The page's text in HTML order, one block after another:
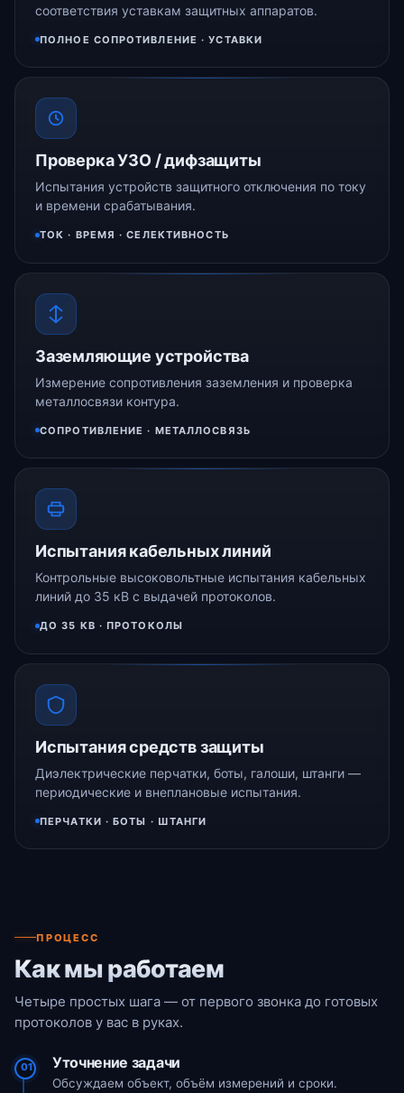
соответствия уставкам защитных аппаратов.
ПОЛНОЕ СОПРОТИВЛЕНИЕ · УСТАВКИ
Проверка УЗО / дифзащиты
Испытания устройств защитного отключения по току
и времени срабатывания.
ТОК · ВРЕМЯ · СЕЛЕКТИВНОСТЬ
Заземляющие устройства
Измерение сопротивления заземления и проверка
металлосвязи контура.
СОПРОТИВЛЕНИЕ · МЕТАЛЛОСВЯЗЬ
Испытания кабельных линий
Контрольные высоковольтные испытания кабельных
линий до 35 кВ с выдачей протоколов.
ДО 35 КВ · ПРОТОКОЛЫ
Испытания средств защиты
Диэлектрические перчатки, боты, галоши, штанги —
периодические и внеплановые испытания.
ПЕРЧАТКИ · БОТЫ · ШТАНГИ
ПРОЦЕСС
Как мы работаем
Четыре простых шага — от первого звонка до готовых
протоколов у вас в руках.
01 Уточнение задачи
Обсуждаем объект, объём измерений и сроки.